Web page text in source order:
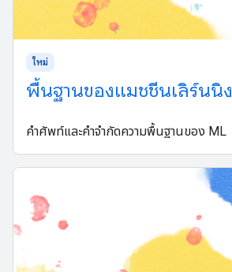
ใหม่
พื้นฐานของแมชชีนเลิร์นนิง
คำศัพท์และคำจำกัดความพื้นฐานของ ML